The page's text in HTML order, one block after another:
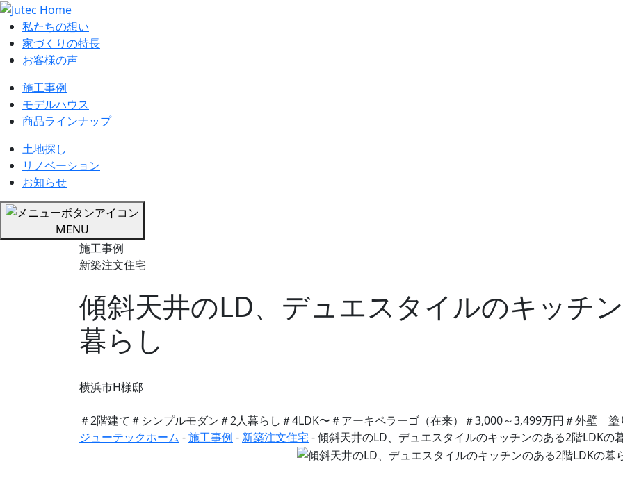
私たちの想い
家づくりの特長
お客様の声
施工事例
モデルハウス
商品ラインナップ
土地探し
リノベーション
お知らせ
MENU
施工事例
新築注文住宅
傾斜天井のLD、デュエスタイルのキッチ
暮らし
横浜市H様邸
＃2階建て ＃シンプルモダン＃2人暮らし ＃4LDK〜＃アーキペラーゴ（在来） ＃3,000～3,499万円＃外壁 塗
ジューテックホーム -施工事例 -新築注文住宅 -傾斜天井のLD、デュエスタイルのキッチンのある2階LDKの